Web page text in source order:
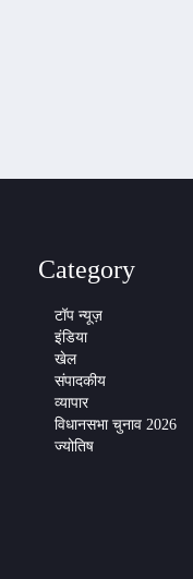
Category
टॉप न्यूज़
इंडिया
खेल
संपादकीय
व्यापार
विधानसभा चुनाव 2026
ज्योतिष